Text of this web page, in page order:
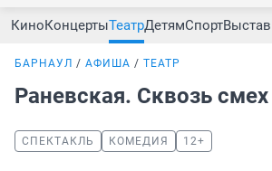
КиноКонцертыТеатрДетямСпорт
БАРНАУЛ АФИША ТЕАТР
Раневская. Сквозь
СПЕКТАКЛЬ КОМЕДИЯ 12+